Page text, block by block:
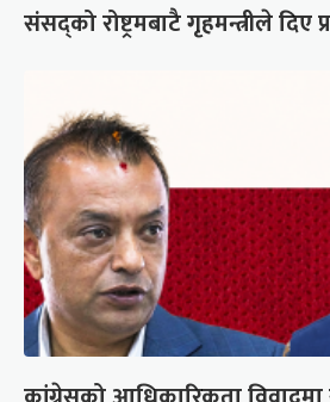
संसद्को रोष्ट्रमबाटै गृहमन्त्रीले दिए